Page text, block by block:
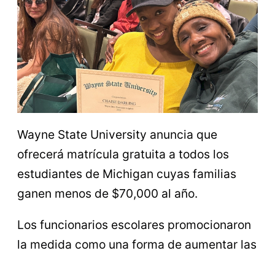
Wayne State University anuncia que
ofrecerá matrícula gratuita a todos los
estudiantes de Michigan cuyas familias
ganen menos de $70,000 al año.
Los funcionarios escolares promocionaron
la medida como una forma de aumentar las